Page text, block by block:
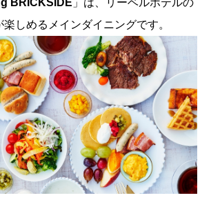
しめるメインダイニングです。